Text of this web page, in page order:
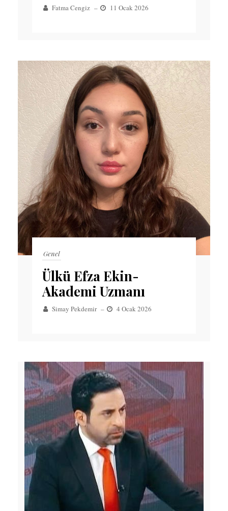
Fatma Cengiz – 11 Ocak 2026
Genel
Ülkü Efza Ekin-
Akademi Uzmanı
Simay Pekdemir – 4 Ocak 2026